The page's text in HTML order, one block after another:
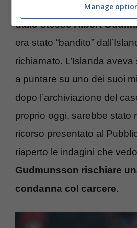
spiegato come si sia
dallo stesso Albert
era stato “bandito”
richiamato. L’Islanda
a puntare su uno dei suoi
dopo l’archiviazione del
proprio oggi, sarebbe stato
ricorso presentato al
riaperto le indagini che
Gudmunsson rischiare
condanna col carcere.
Manage